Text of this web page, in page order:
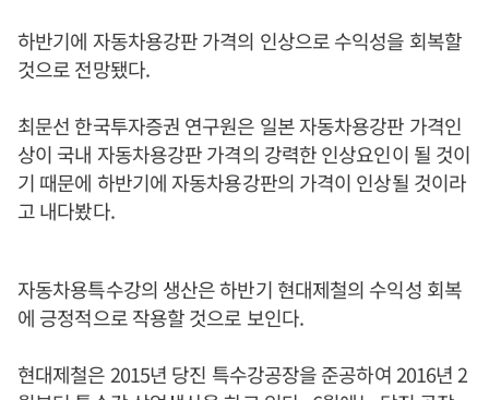
하반기에 자동차용강판 가격의 인상으로 수익성을 회복할
것으로 전망됐다.
최문선 한국투자증권 연구원은 일본 자동차용강판 가격인
상이 국내 자동차용강판 가격의 강력한 인상요인이 될 것이
기 때문에 하반기에 자동차용강판의 가격이 인상될 것이라
고 내다봤다.
자동차용특수강의 생산은 하반기 현대제철의 수익성 회복
에 긍정적으로 작용할 것으로 보인다.
현대제철은 2015년 당진 특수강공장을 준공하여 2016년 2